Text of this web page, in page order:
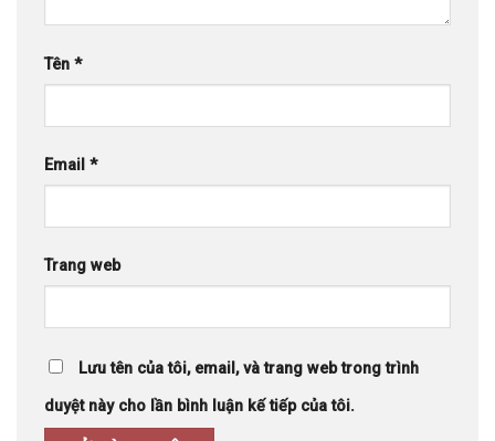
Tên *
Email *
Trang web
Lưu tên của tôi, email, và trang web trong trình
duyệt này cho lần bình luận kế tiếp của tôi.